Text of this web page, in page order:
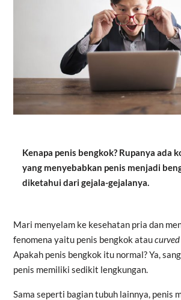
Kenapa penis bengkok? Rupanya ada
yang menyebabkan penis menjadi
diketahui dari gejala-gejalanya.
Mari menyelam ke kesehatan pria dan
fenomena yaitu penis bengkok atau
Apakah penis bengkok itu normal? Ya,
penis memiliki sedikit lengkungan.
Sama seperti bagian tubuh lainnya, penis